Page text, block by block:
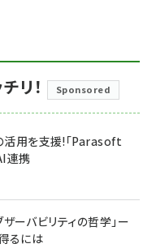
リ！ Sponsored
用を支援!「Parasoft
連携
ーバビリティの哲学」ー
るには